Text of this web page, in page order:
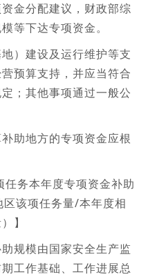
金分配建议，财政部综
等下达专项资金。
）建设及运行维护等支
预算支持，并应当符合
；其他事项通过一般公
助地方的专项资金应根
务本年度专项资金补助
该项任务量/本年度相
】
规模由国家安全生产监
工作基础、工作进展总